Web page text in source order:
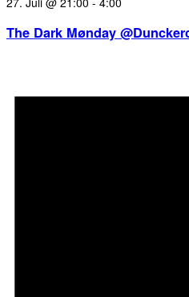
The Dark Mønday